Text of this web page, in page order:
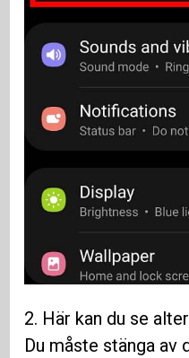
2. Här kan du se
Du måste stänga av